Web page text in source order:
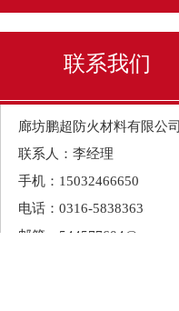
联系我们
廊坊鹏超防火材料有限公司
联系人：李经理
手机：15032466650
电话：0316-5838363
邮箱：544577604@qq.com